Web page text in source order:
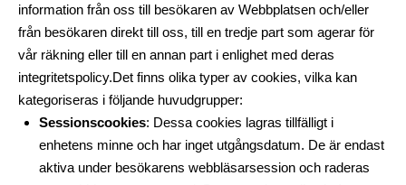
information från oss till besökaren av Webbplatsen och/eller
från besökaren direkt till oss, till en tredje part som agerar för
vår räkning eller till en annan part i enlighet med deras
integritetspolicy.Det finns olika typer av cookies, vilka kan
kategoriseras i följande huvudgrupper:
Sessionscookies: Dessa cookies lagras tillfälligt i
enhetens minne och har inget utgångsdatum. De är endast
aktiva under besökarens webbläsarsession och raderas